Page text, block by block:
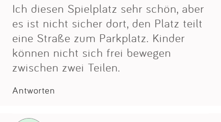
Ich diesen Spielplatz sehr schön, aber
es ist nicht sicher dort, den Platz teilt
eine Straße zum Parkplatz. Kinder
können nicht sich frei bewegen
zwischen zwei Teilen.
Antworten